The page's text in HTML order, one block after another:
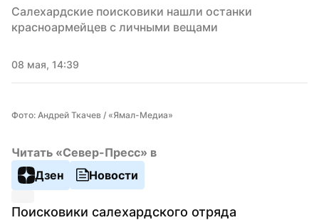
Салехардские поисковики нашли останки
красноармейцев с личными вещами
08 мая, 14:39
Фото: Андрей Ткачев / «Ямал-Медиа»
Читать «Север-Пресс» в
Дзен
Новости
Поисковики салехардского отряда